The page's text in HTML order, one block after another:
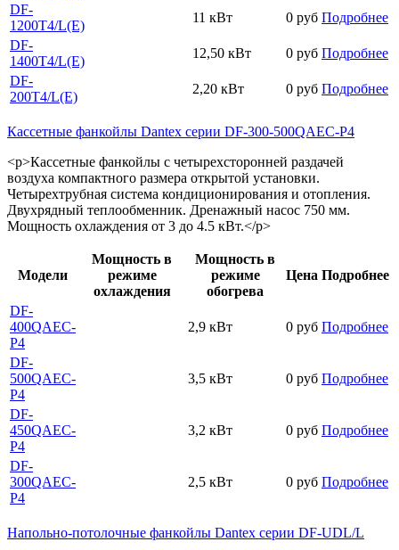
DF-
1200T4/L(E)
11 кВт 0 руб Подробнее
DF-
1400T4/L(E)
12,50 кВт 0 руб Подробнее
DF-
200T4/L(E)
2,20 кВт 0 руб Подробнее
Кассетные фанкойлы Dantex серии DF-300-500QAEC-P4
<p>Кассетные фанкойлы с четырехсторонней раздачей
воздуха компактного размера открытой установки.
Четырехтрубная система кондиционирования и отопления.
Двухрядный теплообменник. Дренажный насос 750 мм.
Мощность охлаждения от 3 до 4.5 кВт.</p>
Модели
Мощность в
режиме
охлаждения
Мощность в
режиме
обогрева
Цена Подробнее
DF-
400QAEC-
P4
2,9 кВт 0 руб Подробнее
DF-
500QAEC-
P4
3,5 кВт 0 руб Подробнее
DF-
450QAEC-
P4
3,2 кВт 0 руб Подробнее
DF-
300QAEC-
P4
2,5 кВт 0 руб Подробнее
Напольно-потолочные фанкойлы Dantex серии DF-UDL/L